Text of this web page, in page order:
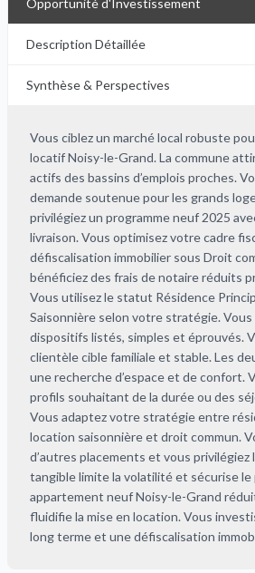
Opportunité d'Investissement
Description Détaillée
Synthèse & Perspectives
Vous ciblez un marché local robuste
locatif Noisy-le-Grand. La commune
actifs des bassins d’emplois proches.
demande soutenue pour les grands
privilégiez un programme neuf 2025
livraison. Vous optimisez votre cadre
défiscalisation immobilier sous Droit
bénéficiez des frais de notaire réduits
Vous utilisez le statut Résidence
Saisonnière selon votre stratégie. Vous
dispositifs listés, simples et éprouvés.
clientèle cible familiale et stable. Les
une recherche d’espace et de confort.
profils souhaitant de la durée ou des
Vous adaptez votre stratégie entre
location saisonnière et droit commun.
d’autres placements et vous privilégiez
tangible limite la volatilité et sécurise le
appartement neuf Noisy-le-Grand
fluidifie la mise en location. Vous
long terme et une défiscalisation